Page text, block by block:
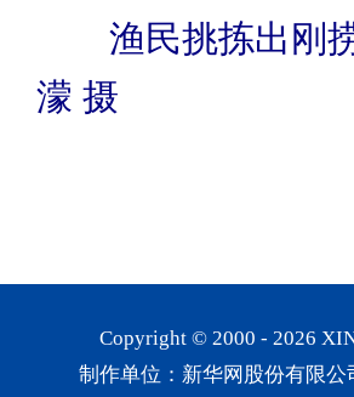
渔民挑拣出刚捞
濛 摄
Copyright © 2000 - 2026
制作单位：新华网股份有限